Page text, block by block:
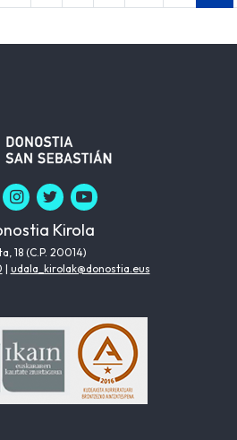
Kirola
18 (C.P. 20014)
| udala_kirolak@donostia.eus